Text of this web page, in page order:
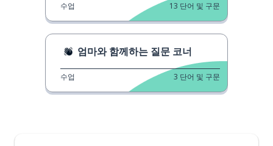
수업 13 단어 및 구문
엄마와 함께하는 질문 코너
수업 3 단어 및 구문